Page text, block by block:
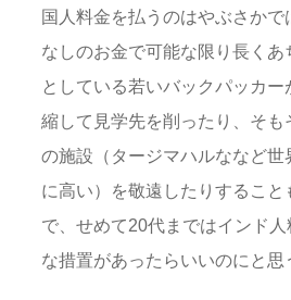
国人料金を払うのはやぶさかで
なしのお金で可能な限り長くあ
としている若いバックパッカ
縮して見学先を削ったり、そ
の施設（タージマハルななど世
に高い）を敬遠したりするこ
で、せめて20代まではインド
な措置があったらいいのにと思